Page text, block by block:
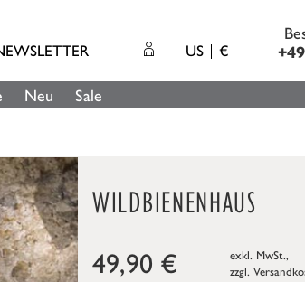
US €
Neu Sale
WILDBIENENHAUS
49,90 €
exkl. MwSt.,
zzgl.